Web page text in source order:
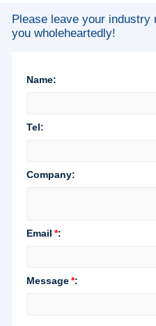
Please leave your
you wholeheartedly!